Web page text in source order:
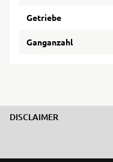
Getriebe
Ganganzahl
DISCLAIMER